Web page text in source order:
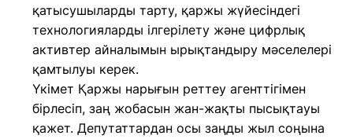
қатысушыларды тарту, қаржы жүйесіндегі
технологияларды ілгерілету және цифрлық
активтер айналымын ырықтандыру мәселелері
қамтылуы керек.
Үкімет Қаржы нарығын реттеу агенттігімен
бірлесіп, заң жобасын жан-жақты пысықтауы
қажет. Депутаттардан осы заңды жыл соңына